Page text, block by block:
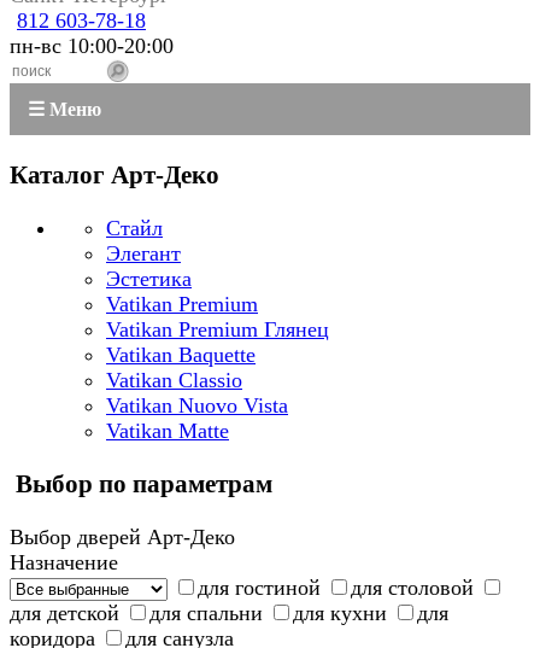
812 603-78-18
пн-вс 10:00-20:00
☰ Меню
Каталог Арт-Деко
Стайл
Элегант
Эстетика
Vatikan Premium
Vatikan Premium Глянец
Vatikan Baquette
Vatikan Classio
Vatikan Nuovo Vista
Vatikan Matte
Выбор по параметрам
Выбор дверей Арт-Деко
Назначение
для гостиной
для столовой
для детской
для спальни для кухни
для
коридора
для санузла